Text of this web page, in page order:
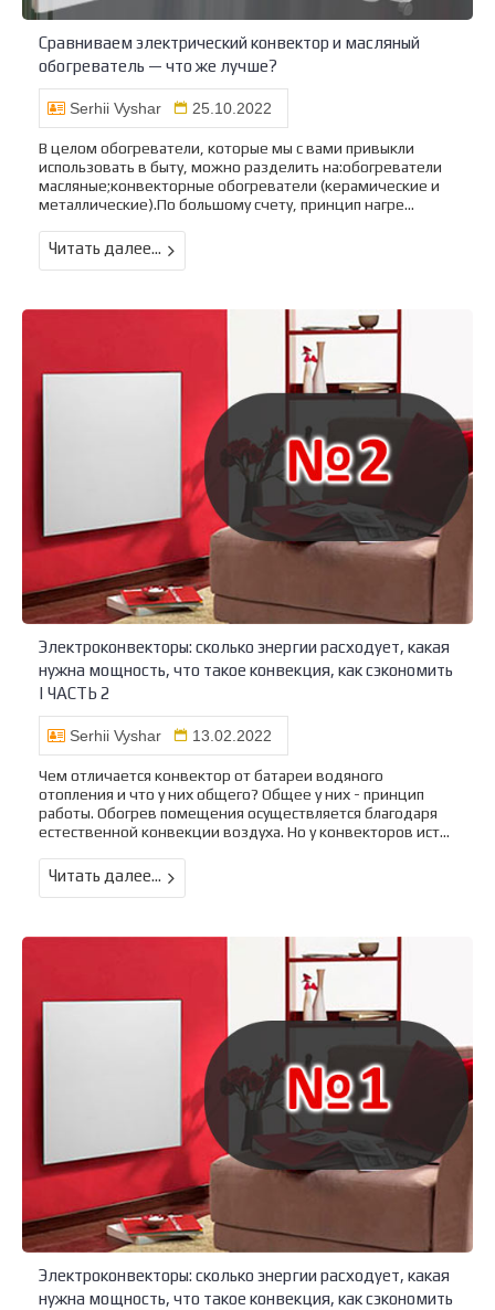
Сравниваем электрический конвектор и масляный
обогреватель — что же лучше?
Serhii Vyshar 25.10.2022
В целом обогреватели, которые мы с вами привыкли
использовать в быту, можно разделить на:обогреватели
масляные;конвекторные обогреватели (керамические и
металлические).По большому счету, принцип нагре...
Читать далее...
Электроконвекторы: сколько энергии расходует, какая
нужна мощность, что такое конвекция, как сэкономить
| ЧАСТЬ 2
Serhii Vyshar 13.02.2022
Чем отличается конвектор от батареи водяного
отопления и что у них общего? Общее у них - принцип
работы. Обогрев помещения осуществляется благодаря
естественной конвекции воздуха. Но у конвекторов ист...
Читать далее...
Электроконвекторы: сколько энергии расходует, какая
нужна мощность, что такое конвекция, как сэкономить